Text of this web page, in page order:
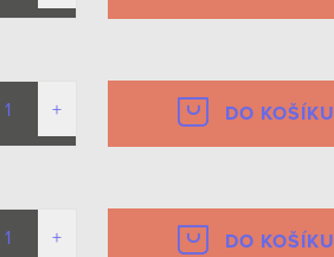
DO KOŠÍKU
DO KOŠÍKU